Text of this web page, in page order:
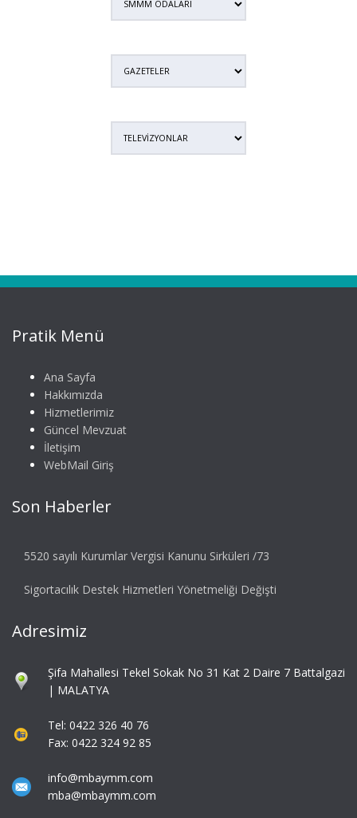
Pratik Menü
Ana Sayfa
Hakkımızda
Hizmetlerimiz
Güncel Mevzuat
İletişim
WebMail Giriş
Son Haberler
5520 sayılı Kurumlar Vergisi Kanunu Sirküleri /73
Sigortacılık Destek Hizmetleri Yönetmeliği Değişti
Adresimiz
Şifa Mahallesi Tekel Sokak No 31 Kat 2 Daire 7 Battalgazi
| MALATYA
Tel: 0422 326 40 76
Fax: 0422 324 92 85
info@mbaymm.com
mba@mbaymm.com